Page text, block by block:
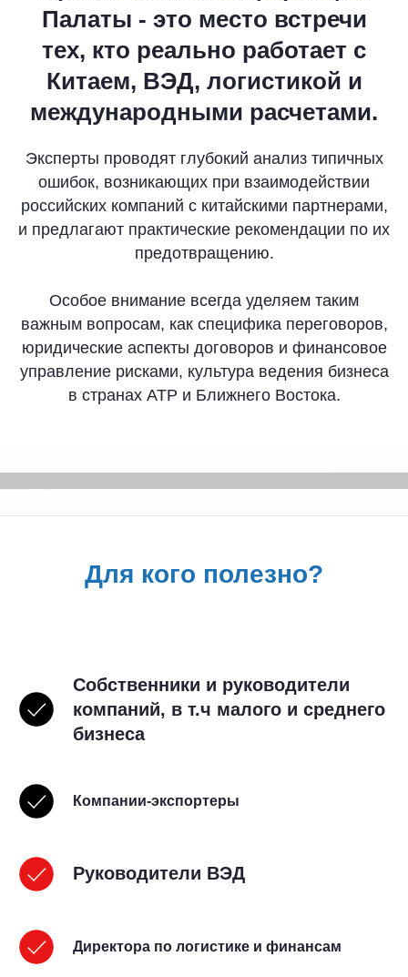
Палаты - это место встречи
тех, кто реально работает с
Китаем, ВЭД, логистикой и
международными расчетами.
Эксперты проводят глубокий анализ типичных
ошибок, возникающих при взаимодействии
российских компаний с китайскими партнерами,
и предлагают практические рекомендации по их
предотвращению.
Особое внимание всегда уделяем таким
важным вопросам, как специфика переговоров,
юридические аспекты договоров и финансовое
управление рисками, культура ведения бизнеса
в странах АТР и Ближнего Востока.
Для кого полезно?
Собственники и руководители
компаний, в т.ч малого и среднего
бизнеса
Компании-экспортеры
Руководители ВЭД
Директора по логистике и финансам
Цели проведения
конференций